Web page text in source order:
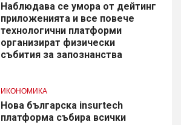
Наблюдава се умора от дейтинг
приложенията и все повече
технологични платформи
организират физически
събития за запознанства
ИКОНОМИКА
Нова българска insurtech
платформа събира всички